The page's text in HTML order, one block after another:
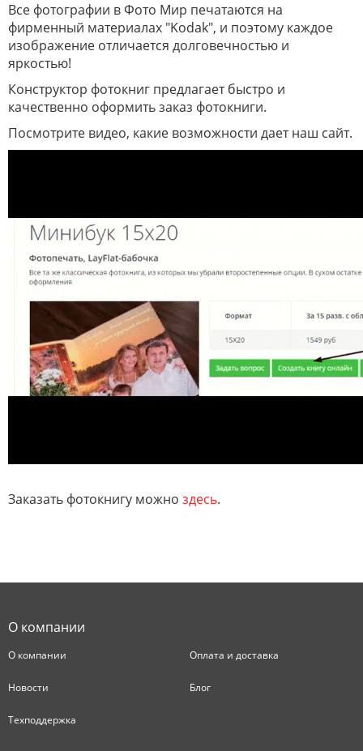
Все фотографии в Фото Мир печатаются на
фирменный материалах "Kodak", и поэтому каждое
изображение отличается долговечностью и
яркостью!
Конструктор фотокниг предлагает быстро и
качественно оформить заказ фотокниги.
Посмотрите видео, какие возможности дает наш сайт.
Заказать фотокнигу можно здесь.
О компании
О компании Оплата и доставка
Новости Блог
Техподдержка